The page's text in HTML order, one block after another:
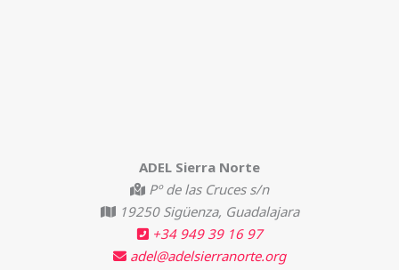
ADEL Sierra Norte
Pº de las Cruces s/n
19250 Sigüenza, Guadalajara
+34 949 39 16 97
adel@adelsierranorte.org